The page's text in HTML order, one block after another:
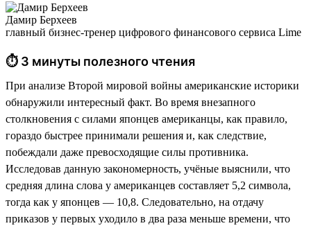
Дамир Берхеев
главный бизнес-тренер цифрового финансового сервиса Lime
⏱ 3 минуты полезного чтения
При анализе Второй мировой войны американские историки
обнаружили интересный факт. Во время внезапного
столкновения с силами японцев американцы, как правило,
гораздо быстрее принимали решения и, как следствие,
побеждали даже превосходящие силы противника.
Исследовав данную закономерность, учёные выяснили, что
средняя длина слова у американцев составляет 5,2 символа,
тогда как у японцев — 10,8. Следовательно, на отдачу
приказов у первых уходило в два раза меньше времени, что